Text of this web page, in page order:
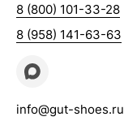
8 (800) 101-33-28
8 (958) 141-63-63
info@gut-shoes.ru